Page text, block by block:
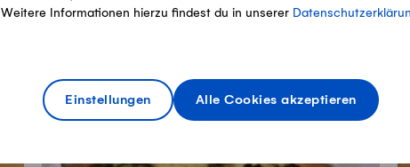
Weitere Informationen hierzu findest du in unserer
Einstellungen Alle Cookies akzeptieren